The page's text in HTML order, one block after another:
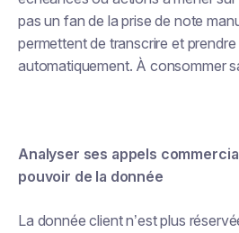
pas un fan de la prise de note
permettent de transcrire et
automatiquement. À consommer
Analyser ses appels
pouvoir de la donnée
La donnée client n’est plus